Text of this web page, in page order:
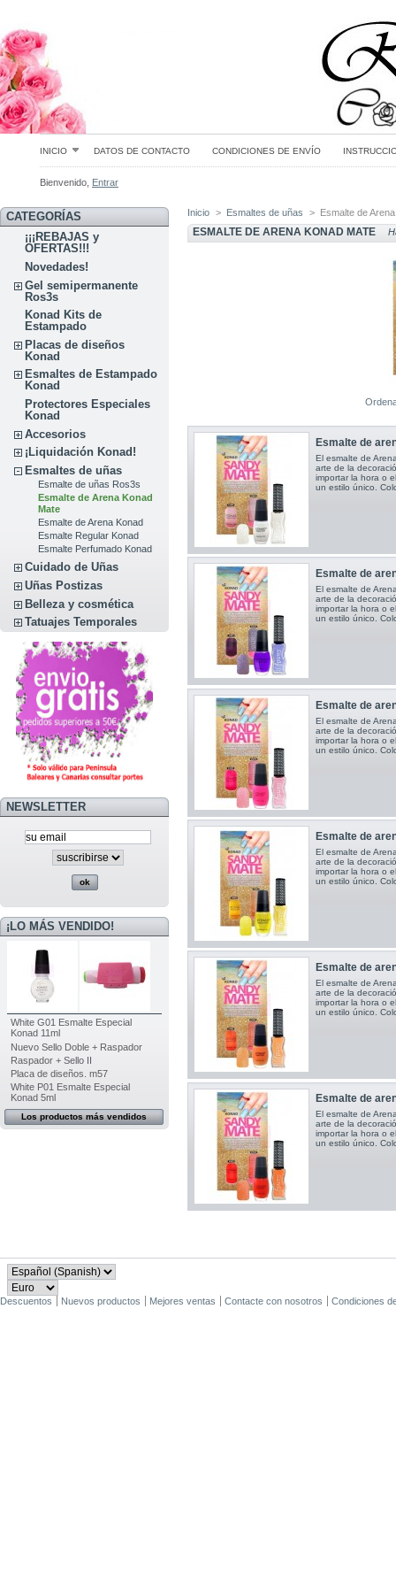
INICIO DATOS DE CONTACTO CONDICIONES DE ENVÍO
Bienvenido, Entrar
CATEGORÍAS
¡¡¡REBAJAS y
OFERTAS!!!
Novedades!
Gel semipermanente
Ros3s
Konad Kits de
Estampado
Placas de diseños
Konad
Esmaltes de Estampado
Konad
Protectores Especiales
Konad
Accesorios
¡Liquidación Konad!
Esmaltes de uñas
Esmalte de uñas Ros3s
Esmalte de Arena Konad
Mate
Esmalte de Arena Konad
Esmalte Regular Konad
Esmalte Perfumado Konad
Cuidado de Uñas
Uñas Postizas
Belleza y cosmética
Tatuajes Temporales
NEWSLETTER
¡LO MÁS VENDIDO!
White G01 Esmalte Especial
Konad 11ml
Nuevo Sello Doble + Raspador
Raspador + Sello II
Placa de diseños. m57
White P01 Esmalte Especial
Konad 5ml
Los productos más vendidos
Inicio > Esmaltes de uñas > Esmalte de
ESMALTE DE ARENA KONAD MATE
Esmalte de
El esmalte de
arte de la
importar la hora o
un estilo único.
Esmalte de
El esmalte de
arte de la
importar la hora o
un estilo único.
Esmalte de
El esmalte de
arte de la
importar la hora o
un estilo único.
Esmalte de
El esmalte de
arte de la
importar la hora o
un estilo único.
Esmalte de
El esmalte de
arte de la
importar la hora o
un estilo único.
Esmalte de
El esmalte de
arte de la
importar la hora o
un estilo único.
Descuentos Nuevos productos Mejores ventas Contacte con nosotros Condiciones